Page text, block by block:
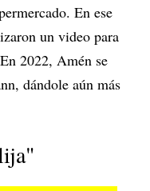
En ese
un video para
2022, Amén se
dándole aún más